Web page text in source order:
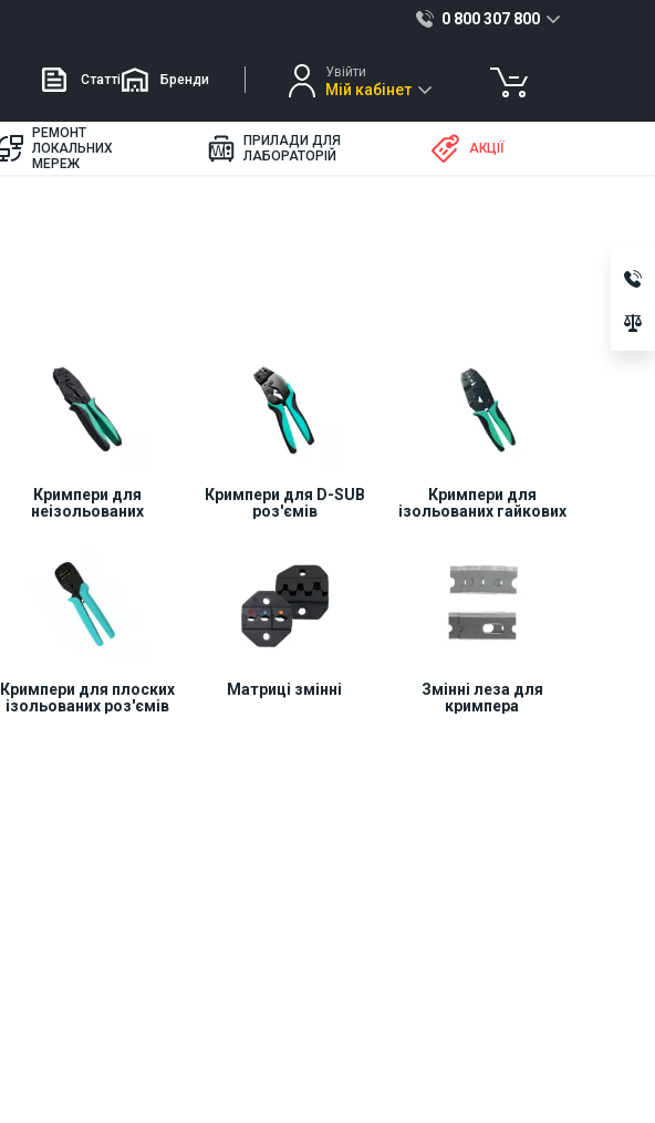
Кримпери для
неізольованих
Кримпери для D-SUB
роз'ємів
Кримпери для
ізольованих гайкових
Кримпери для плоских
ізольованих роз'ємів
Матриці змінні
Змінні леза для
кримпера
0 800 307 800
Статті Бренди Увійти
Мій кабінет
РЕМОНТ
ЛОКАЛЬНИХ
МЕРЕЖ
ПРИЛАДИ ДЛЯ
ЛАБОРАТОРІЙ
АКЦІЇ